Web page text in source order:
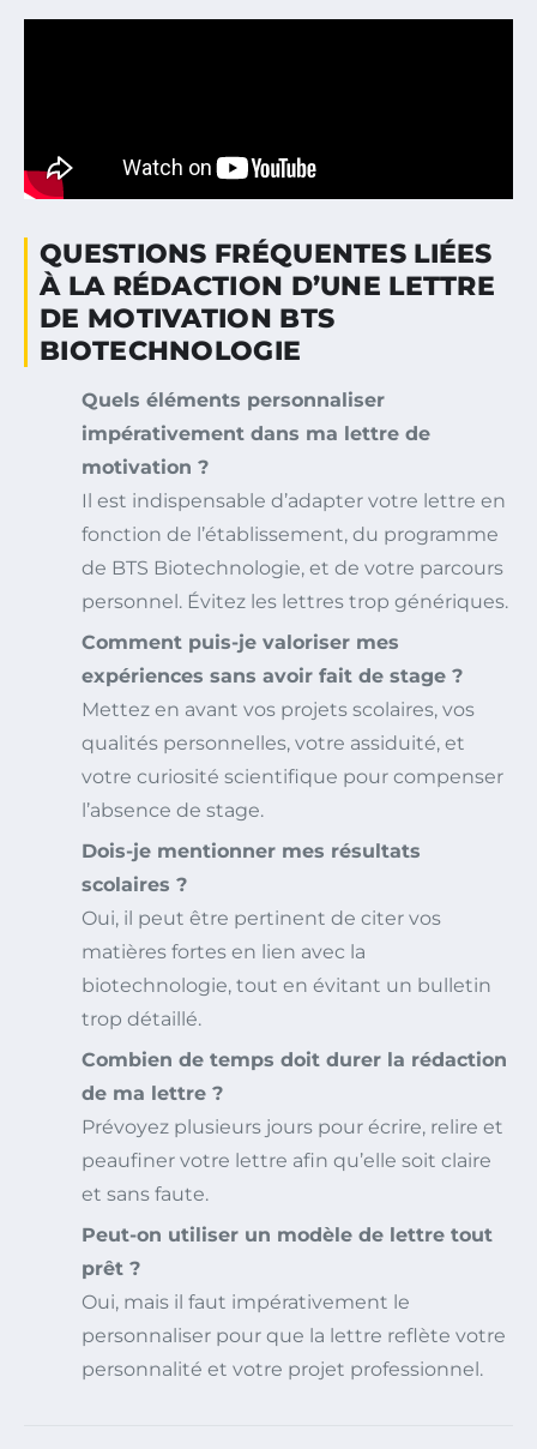
QUESTIONS FRÉQUENTES LIÉES
À LA RÉDACTION D’UNE LETTRE
DE MOTIVATION BTS
BIOTECHNOLOGIE
Quels éléments personnaliser
impérativement dans ma lettre de
motivation ?
Il est indispensable d’adapter votre lettre en
fonction de l’établissement, du programme
de BTS Biotechnologie, et de votre parcours
personnel. Évitez les lettres trop génériques.
Comment puis-je valoriser mes
expériences sans avoir fait de stage ?
Mettez en avant vos projets scolaires, vos
qualités personnelles, votre assiduité, et
votre curiosité scientifique pour compenser
l’absence de stage.
Dois-je mentionner mes résultats
scolaires ?
Oui, il peut être pertinent de citer vos
matières fortes en lien avec la
biotechnologie, tout en évitant un bulletin
trop détaillé.
Combien de temps doit durer la rédaction
de ma lettre ?
Prévoyez plusieurs jours pour écrire, relire et
peaufiner votre lettre afin qu’elle soit claire
et sans faute.
Peut-on utiliser un modèle de lettre tout
prêt ?
Oui, mais il faut impérativement le
personnaliser pour que la lettre reflète votre
personnalité et votre projet professionnel.